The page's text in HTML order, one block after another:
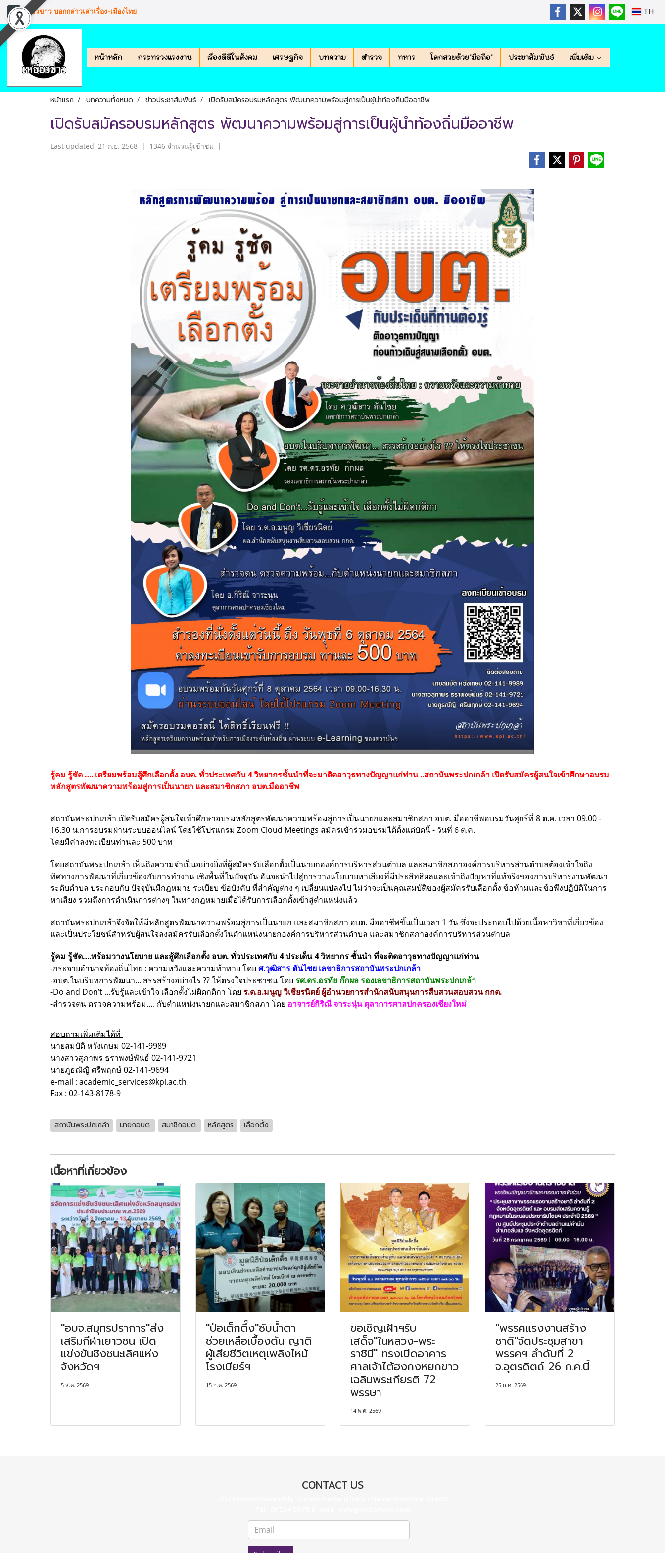
เหยียวขาว บอกกล่าวเล่าเรื่อง-เมืองไทย TH
หน้าหลัก กระทรวงแรงงาน เรื่องดีดีในสังคม เศรษฐกิจ บทความ ตำรวจ ทหาร โลกสวยด้วย"มือถือ" ประชาสัมพันธ์ เพิ่มเติม
หน้าแรก บทความทั้งหมด ข่าวประชาสัมพันธ์ เปิดรับสมัครอบรมหลักสูตร พัฒนาความพร้อมสู่การเป็นผู้นำท้องถิ่นมืออาชีพ
เปิดรับสมัครอบรมหลักสูตร พัฒนาความพร้อมสู่การเป็นผู้นำท้องถิ่นมืออาชีพ
Last updated: 21 ก.ย. 2568 | 1346 จำนวนผู้เข้าชม |
รู้คม รู้ชัด …. เตรียมพร้อมสู้ศึกเลือกตั้ง อบต. ทั่วประเทศกับ 4 วิทยากรชั้นนำที่จะมาติดอาวุธทางปัญญาแก่ท่าน ..สถาบันพระปกเกล้า เปิดรับสมัครผู้สนใจเข้าศึกษาอบรม
หลักสูตรพัฒนาความพร้อมสู่การเป็นนายก และสมาชิกสภา อบต.มืออาชีพ
สถาบันพระปกเกล้า เปิดรับสมัครผู้สนใจเข้าศึกษาอบรมหลักสูตรพัฒนาความพร้อมสู่การเป็นนายกและสมาชิกสภา อบต. มืออาชีพอบรมวันศุกร์ที่ 8 ต.ค. เวลา 09.00 -
16.30 น.การอบรมผ่านระบบออนไลน์ โดยใช้โปรแกรม Zoom Cloud Meetings สมัครเข้าร่วมอบรมได้ตั้งแต่บัดนี้ - วันที่ 6 ต.ค.
โดยมีค่าลงทะเบียนท่านละ 500 บาท
โดยสถาบันพระปกเกล้า เห็นถึงความจำเป็นอย่างยิ่งที่ผู้สมัครรับเลือกตั้งเป็นนายกองค์การบริหารส่วนตำบล และสมาชิกสภาองค์การบริหารส่วนตำบลต้องเข้าใจถึง
ทิศทางการพัฒนาที่เกี่ยวข้องกับการทำงาน เชิงพื้นที่ในปัจจุบัน อันจะนำไปสู่การวางนโยบายหาเสียงที่มีประสิทธิผลและเข้าถึงปัญหาที่แท้จริงของการบริหารงานพัฒนา
ระดับตำบล ประกอบกับ ปัจจุบันมีกฎหมาย ระเบียบ ข้อบังคับ ที่สำคัญต่าง ๆ เปลี่ยนแปลงไป ไม่ว่าจะเป็นคุณสมบัติของผู้สมัครรับเลือกตั้ง ข้อห้ามและข้อพึงปฏิบัติในการ
หาเสียง รวมถึงการดำเนินการต่างๆ ในทางกฎหมายเมื่อได้รับการเลือกตั้งเข้าสู่ตำแหน่งแล้ว
สถาบันพระปกเกล้าจึงจัดให้มีหลักสูตรพัฒนาความพร้อมสู่การเป็นนายก และสมาชิกสภา อบต. มืออาชีพขึ้นเป็นเวลา 1 วัน ซึ่งจะประกอบไปด้วยเนื้อหาวิชาที่เกี่ยวข้อง
และเป็นประโยชน์สำหรับผู้สนใจลงสมัครรับเลือกตั้งในตำแหน่งนายกองค์การบริหารส่วนตำบล และสมาชิกสภาองค์การบริหารส่วนตำบล
รู้คม รู้ชัด….พร้อมวางนโยบาย และสู้ศึกเลือกตั้ง อบต. ทั่วประเทศกับ 4 ประเด็น 4 วิทยากร ชั้นนำ ที่จะติดอาวุธทางปัญญาแก่ท่าน
-กระจายอำนาจท้องถิ่นไทย : ความหวังและความท้าทาย โดย ศ.วุฒิสาร ตันไชย เลขาธิการสถาบันพระปกเกล้า
-อบต.ในบริบทการพัฒนา... สรรสร้างอย่างไร ?? ให้ตรงใจประชาชน โดย รศ.ดร.อรทัย ก๊กผล รองเลขาธิการสถาบันพระปกเกล้า
-Do and Don’t ...รับรู้และเข้าใจ เลือกตั้งไม่ผิดกติกา โดย ร.ต.อ.มนูญ วิเชียรนิตย์ ผู้อำนวยการสำนักสนับสนุนการสืบสวนสอบสวน กกต.
-สำรวจตน ตรวจความพร้อม…. กับตำแหน่งนายกและสมาชิกสภา โดย อาจารย์กิริณี จาระนุ่น ตุลาการศาลปกครองเชียงใหม่
สอบถามเพิ่มเติมได้ที่
นายสมบัติ หวังเกษม 02-141-9989
นางสาวสุภาพร ธราพงษ์พันธ์ 02-141-9721
นายภูธณัญิ ศรีพฤกษ์ 02-141-9694
e-mail : academic_services@kpi.ac.th
Fax : 02-143-8178-9
สถาบันพระปกเกล้า นายกอบต. สมาชิกอบต. หลักสูตร เลือกตั้ง
เนื้อหาที่เกี่ยวข้อง
"อบจ.สมุทรปราการ"ส่ง
เสริมกีฬาเยาวชน เปิด
แข่งขันชิงชนะเลิศแห่ง
จังหวัดฯ
5 ส.ค. 2569
"ป่อเต็กตึ๊ง"ซับน้ำตา
ช่วยเหลือเบื้องต้น ญาติ
ผู้เสียชีวิตเหตุเพลิงไหม้
โรงเบียร์ฯ
15 ก.ค. 2569
ขอเชิญเฝ้าฯรับ
เสด็จ"ในหลวง-พระ
ราชินี" ทรงเปิดอาคาร
ศาลเจ้าไต้ฮงกงหยกขาว
เฉลิมพระเกียรติ 72
พรรษา
14 พ.ค. 2569
"พรรคแรงงานสร้าง
ชาติ"จัดประชุมสาขา
พรรคฯ ลำดับที่ 2
จ.อุตรดิตถ์ 26 ก.ค.นี้
25 ก.ค. 2569
CONTACT US